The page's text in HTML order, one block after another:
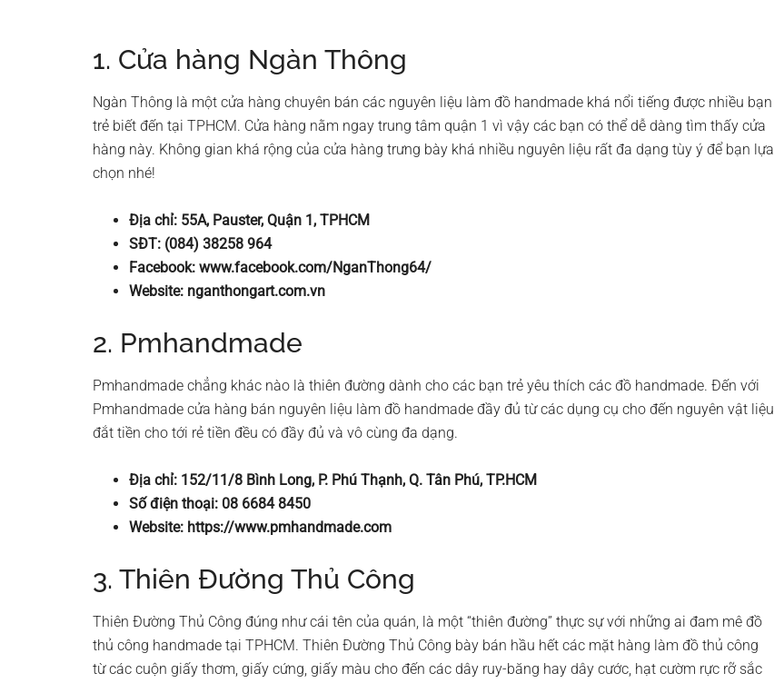
1. Cửa hàng Ngàn Thông
Ngàn Thông là một cửa hàng chuyên bán các nguyên liệu làm đồ handmade khá nổi tiếng được nhiều bạn
trẻ biết đến tại TPHCM. Cửa hàng nằm ngay trung tâm quận 1 vì vậy các bạn có thể dễ dàng tìm thấy cửa
hàng này. Không gian khá rộng của cửa hàng trưng bày khá nhiều nguyên liệu rất đa dạng tùy ý để bạn lựa
chọn nhé!
Địa chỉ: 55A, Pauster, Quận 1, TPHCM
SĐT: (084) 38258 964
Facebook: www.facebook.com/NganThong64/
Website: nganthongart.com.vn
2. Pmhandmade
Pmhandmade chẳng khác nào là thiên đường dành cho các bạn trẻ yêu thích các đồ handmade. Đến với
Pmhandmade cửa hàng bán nguyên liệu làm đồ handmade đầy đủ từ các dụng cụ cho đến nguyên vật liệu
đắt tiền cho tới rẻ tiền đều có đầy đủ và vô cùng đa dạng.
Địa chỉ: 152/11/8 Bình Long, P. Phú Thạnh, Q. Tân Phú, TP.HCM
Số điện thoại: 08 6684 8450
Website: https://www.pmhandmade.com
3. Thiên Đường Thủ Công
Thiên Đường Thủ Công đúng như cái tên của quán, là một “thiên đường” thực sự với những ai đam mê đồ
thủ công handmade tại TPHCM. Thiên Đường Thủ Công bày bán hầu hết các mặt hàng làm đồ thủ công
từ các cuộn giấy thơm, giấy cứng, giấy màu cho đến các dây ruy-băng hay dây cước, hạt cườm rực rỡ sắc